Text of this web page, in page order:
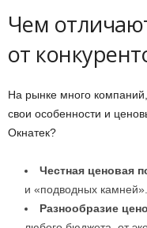
Чем
от
На рынке много
свои особенности и
Окнатек?
Честная ценовая
и «подводных
Разнообразие